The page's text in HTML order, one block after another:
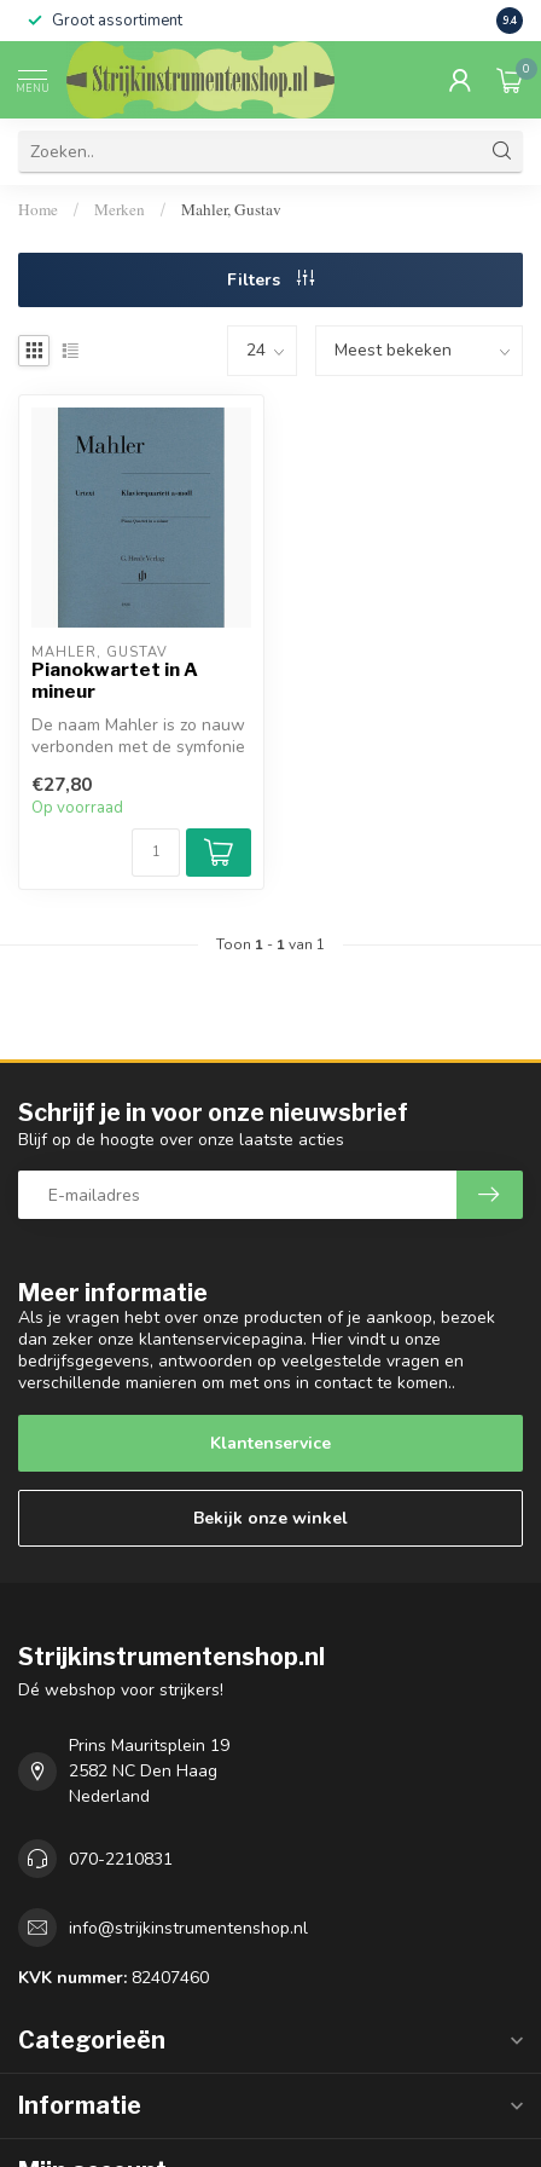
Groot assortiment 9.4
MENU
0
Home / Merken / Mahler, Gustav
Filters
MAHLER, GUSTAV
Pianokwartet in A
mineur
De naam Mahler is zo nauw
verbonden met de symfonie
beken...
€27,80
Op voorraad
Toon 1 - 1van 1
Meer informatie
Als je vragen hebt over onze producten of je aankoop, bezoek
dan zeker onze klantenservicepagina. Hier vindt u onze
bedrijfsgegevens, antwoorden op veelgestelde vragen en
verschillende manieren om met ons in contact te komen..
Klantenservice
Bekijk onze winkel
Schrijf je in voor onze nieuwsbrief
Blijf op de hoogte over onze laatste acties
Strijkinstrumentenshop.nl
Dé webshop voor strijkers!
Prins Mauritsplein 19
2582 NC Den Haag
Nederland
070-2210831
info@strijkinstrumentenshop.nl
KVK nummer: 82407460
Categorieën
Informatie